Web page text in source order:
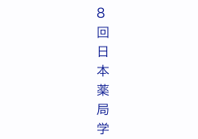
8
回
日
本
薬
局
学